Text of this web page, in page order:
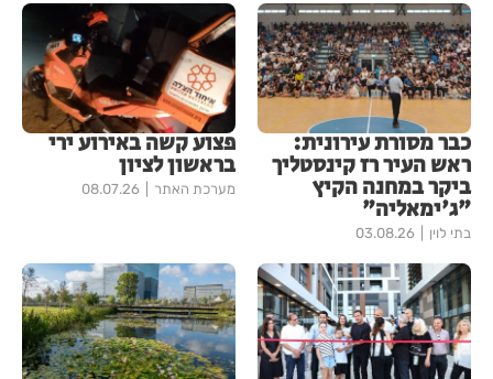
כבר מסורת עירונית:
ראש העיר רז קינסטליך
ביקר במחנה הקיץ
"ג'ימאליה"
בתי לוין 03.08.26
פצוע קשה באירוע ירי
בראשון לציון
מערכת האתר 08.07.26